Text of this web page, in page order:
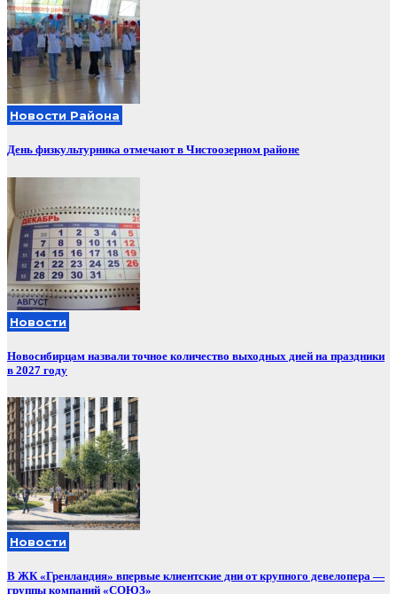
Новости Района
День физкультурника отмечают в Чистоозерном районе
Новости
Новосибирцам назвали точное количество выходных дней на праздники
в 2027 году
Новости
В ЖК «Гренландия» впервые клиентские дни от крупного девелопера —
группы компаний «СОЮЗ»